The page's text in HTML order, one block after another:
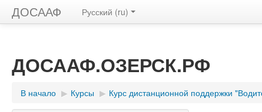
ДОСААФ Русский (ru)
ДОСААФ.ОЗЕРСК.РФ
В начало ▶︎ Курсы ▶︎ Курс дистанционной поддержки